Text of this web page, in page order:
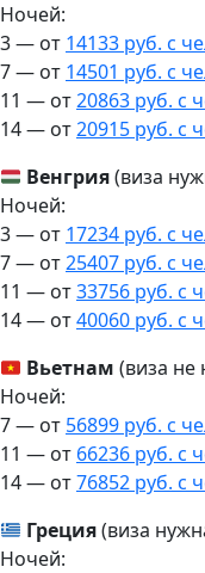
Ночей:
3 — от 14133 руб. с
7 — от 14501 руб. с
11 — от20863 руб. с
14 — от20915 руб. с
Венгрия(виза
Ночей:
3 — от 17234 руб. с
7 — от25407 руб. с
11 — от33756 руб. с
14 — от40060 руб. с
Вьетнам (виза не
Ночей:
7 — от 56899 руб. с
11 — от 66236 руб. с
14 — от76852 руб. с
Греция(виза
Ночей: